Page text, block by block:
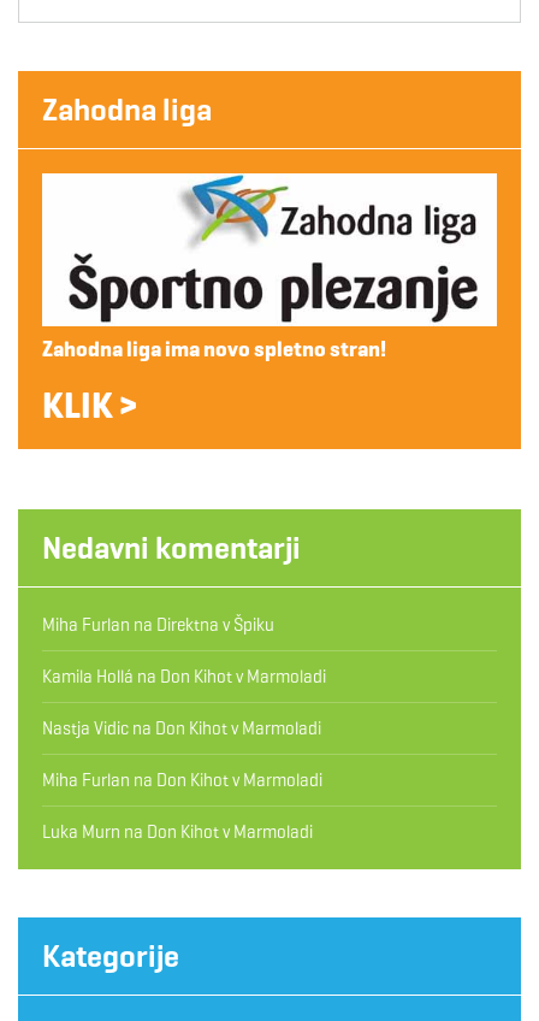
Zahodna liga
Zahodna liga ima novo spletno stran!
KLIK >
Nedavni komentarji
Miha Furlan na Direktna v Špiku
Kamila Hollá na Don Kihot v Marmoladi
Nastja Vidic na Don Kihot v Marmoladi
Miha Furlan na Don Kihot v Marmoladi
Luka Murn na Don Kihot v Marmoladi
Kategorije